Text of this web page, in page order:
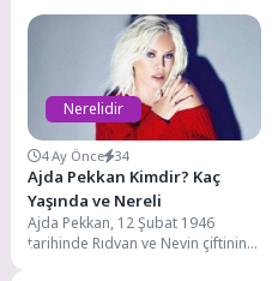
boyu, kilosu kaç, sevgilisi varmı,
evlimi, çocuğu...
Nerelidir
4 Ay Önce 34
Ajda Pekkan Kimdir? Kaç
Yaşında ve Nereli
Ajda Pekkan, 12 Şubat 1946
tarihinde Rıdvan ve Nevin çiftinin